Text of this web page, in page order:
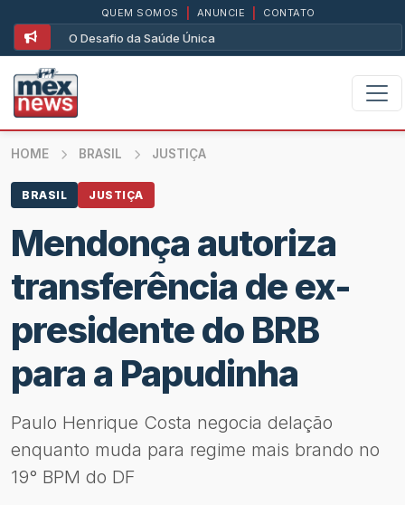
O Desafio da Saúde Única
QUEM SOMOS ANUNCIE CONTATO
HOME BRASIL JUSTIÇA
BRASIL JUSTIÇA
Mendonça autoriza
transferência de ex-
presidente do BRB
para a Papudinha
Paulo Henrique Costa negocia delação
enquanto muda para regime mais brando no
19° BPM do DF